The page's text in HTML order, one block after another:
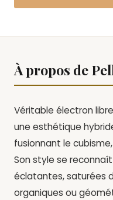
À propos de
Véritable électron
une esthétique
fusionnant le
Son style se
éclatantes, saturées
organiques ou